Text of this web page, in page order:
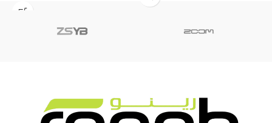
pour offrir une meilleure